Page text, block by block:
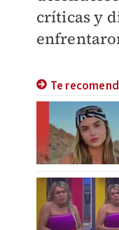
críticas y
Te